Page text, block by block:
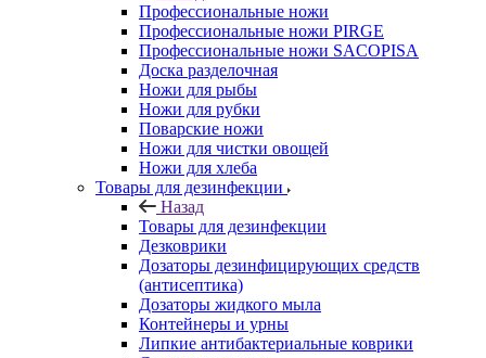
Профессиональные ножи
Профессиональные ножи PIRGE
Профессиональные ножи SACOPISA
Доска разделочная
Ножи для рыбы
Ножи для рубки
Поварские ножи
Ножи для чистки овощей
Ножи для хлеба
Товары для дезинфекции
Назад
Товары для дезинфекции
Дезковрики
Дозаторы дезинфицирующих средств
(антисептика)
Дозаторы жидкого мыла
Контейнеры и урны
Липкие антибактериальные коврики